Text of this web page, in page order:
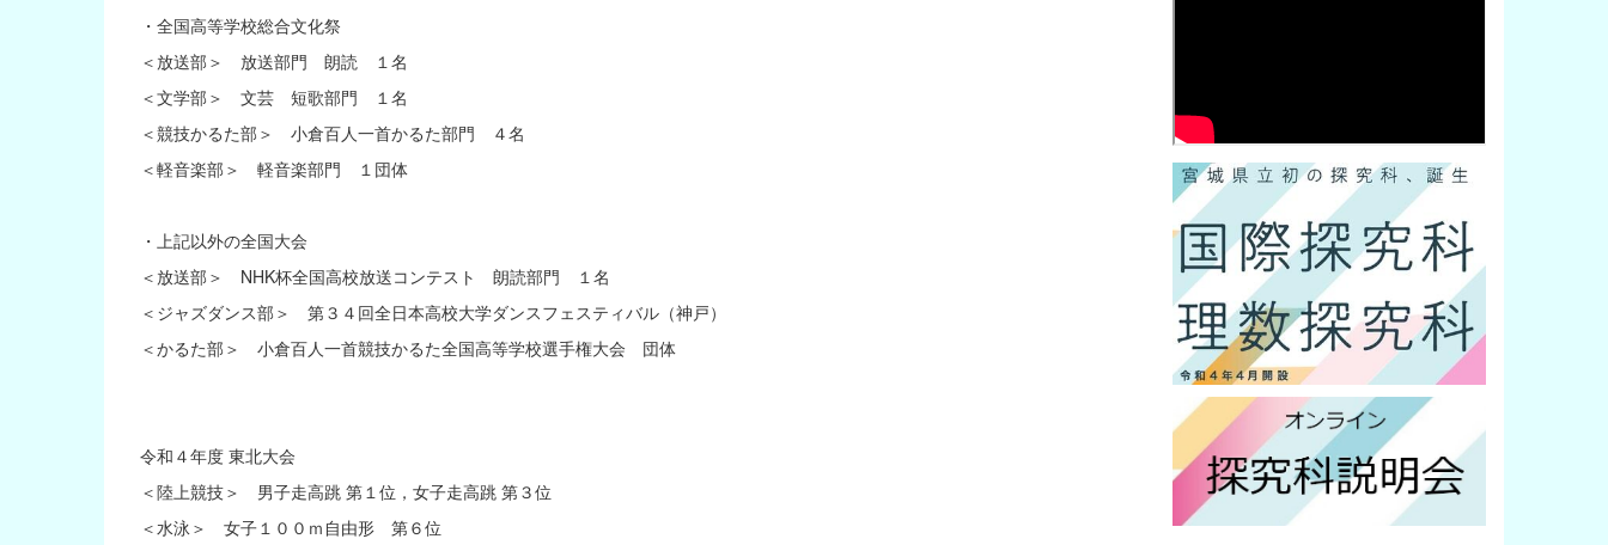
・全国高等学校総合文化祭
＜放送部＞ 放送部門 朗読 １名
＜文学部＞ 文芸 短歌部門 １名
＜競技かるた部＞ 小倉百人一首かるた部門 ４名
＜軽音楽部＞ 軽音楽部門 １団体
・上記以外の全国大会
＜放送部＞ NHK杯全国高校放送コンテスト 朗読部門 １名
＜ジャズダンス部＞ 第３４回全日本高校大学ダンスフェスティバル（神戸）
＜かるた部＞ 小倉百人一首競技かるた全国高等学校選手権大会 団体
令和４年度 東北大会
＜陸上競技＞ 男子走高跳 第１位，女子走高跳 第３位
＜水泳＞ 女子１００ｍ自由形 第６位